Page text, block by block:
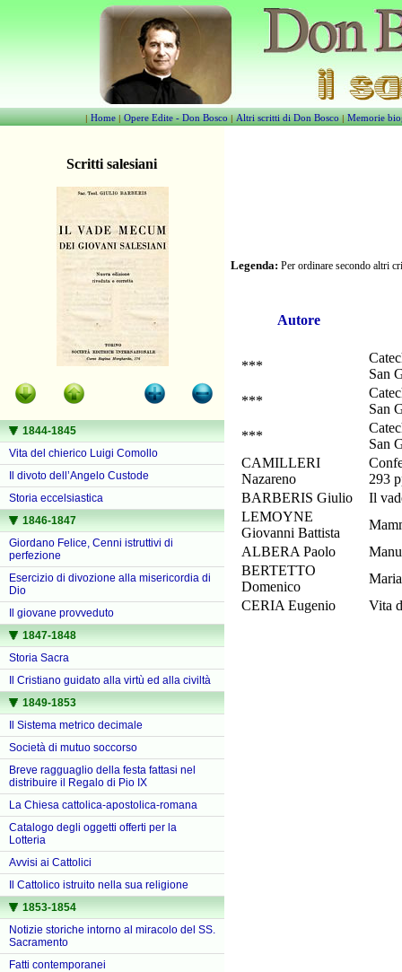
|Home|Opere Edite - Don Bosco |Altri scritti di Don Bosco|Memorie
Scritti salesiani
1844-1845
Vita del chierico Luigi Comollo
Il divoto dell’Angelo Custode
Storia eccelsiastica
1846-1847
Giordano Felice, Cenni istruttivi di
perfezione
Esercizio di divozione alla misericordia di
Dio
Il giovane provveduto
1847-1848
Storia Sacra
Il Cristiano guidato alla virtù ed alla civiltà
1849-1853
Il Sistema metrico decimale
Società di mutuo soccorso
Breve ragguaglio della festa fattasi nel
distribuire il Regalo di Pio IX
La Chiesa cattolica-apostolica-romana
Catalogo degli oggetti offerti per la
Lotteria
Avvisi ai Cattolici
Il Cattolico istruito nella sua religione
1853-1854
Notizie storiche intorno al miracolo del SS.
Sacramento
Fatti contemporanei
Legenda: Per ordinare secondo altri
Autore
***
San
***
San
***
San
CAMILLERI
Nazareno
293
BARBERIS Giulio
Il
LEMOYNE
Giovanni Battista
ALBERA Paolo
BERTETTO
Domenico
CERIA Eugenio
Vita